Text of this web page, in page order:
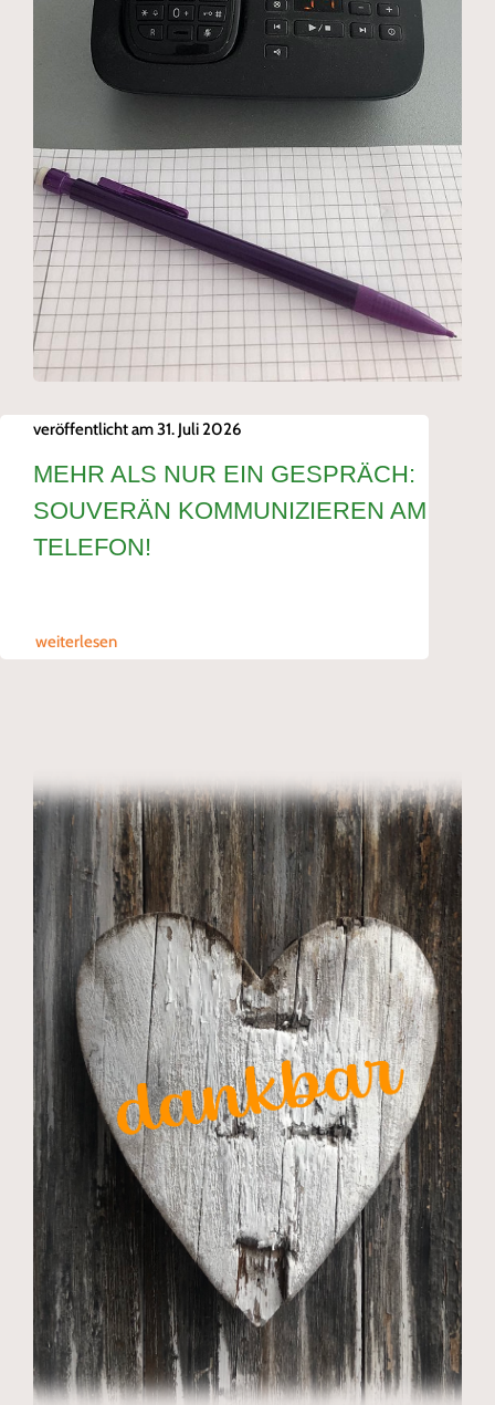
veröffentlicht am 31. Juli 2026
MEHR ALS NUR EIN GESPRÄCH:
SOUVERÄN KOMMUNIZIEREN AM
TELEFON!
weiterlesen